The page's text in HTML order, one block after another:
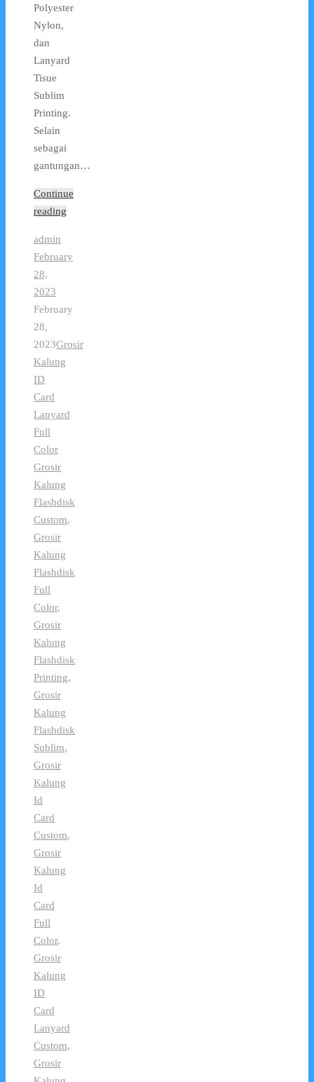
Polyester
Nylon,
dan
Lanyard
Tisue
Sublim
Printing.
Selain
sebagai
gantungan…
Continue
reading
admin
February
28,
2023
February
28,
2023Grosir
Kalung
ID
Card
Lanyard
Full
Color
Grosir
Kalung
Flashdisk
Custom,
Grosir
Kalung
Flashdisk
Full
Color,
Grosir
Kalung
Flashdisk
Printing,
Grosir
Kalung
Flashdisk
Sublim,
Grosir
Kalung
Id
Card
Custom,
Grosir
Kalung
Id
Card
Full
Color,
Grosir
Kalung
ID
Card
Lanyard
Custom,
Grosir